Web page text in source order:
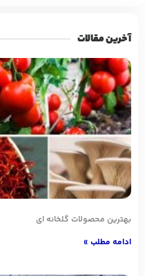
آخرین مقالات
بهترین محصولات گلخانه ای
ادامه مطلب »